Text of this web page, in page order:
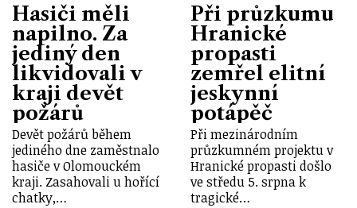
Hasiči měli
napilno. Za
jediný den
likvidovali v
kraji devět
požárů
Devět požárů během
jediného dne zaměstnalo
hasiče v Olomouckém
kraji. Zasahovali u hořící
chatky,…
Při průzkumu
Hranické
propasti
zemřel elitní
jeskynní
potápěč
Při mezinárodním
průzkumném projektu v
Hranické propasti došlo
ve středu 5. srpna k
tragické…